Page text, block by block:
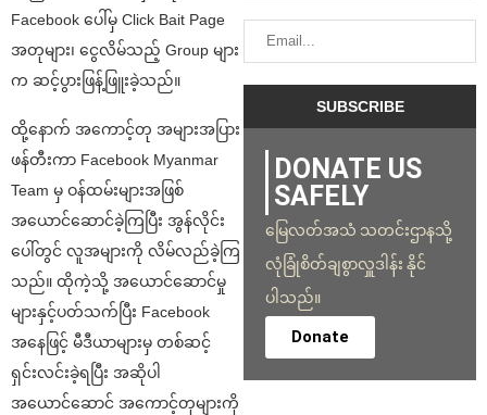
Facebook ပေါ်မှ Click Bait Page
အတုများ၊ ငွေလိမ်သည့် Group များ
က ဆင့်ပွားဖြန့်ဖြူးခဲ့သည်။
ထို့နောက် အကောင့်တု အများအပြား
ဖန်တီးကာ Facebook Myanmar
Team မှ ဝန်ထမ်းများအဖြစ်
အယောင်ဆောင်ခဲ့ကြပြီး အွန်လိုင်း
ပေါ်တွင် လူအများကို လိမ်လည်ခဲ့ကြ
သည်။ ထိုကဲ့သို့ အယောင်ဆောင်မှု
များနှင့်ပတ်သက်ပြီး Facebook
အနေဖြင့် မီဒီယာများမှ တစ်ဆင့်
ရှင်းလင်းခဲ့ရပြီး အဆိုပါ
အယောင်ဆောင် အကောင့်တုများကို
DONATE US
SAFELY
မြေလတ်အသံ သတင်းဌာနသို့
လုံခြုံစိတ်ချစွာလှူဒါန်း နိုင်
ပါသည်။
Donate